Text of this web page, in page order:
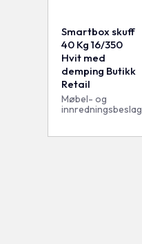
Smartbox skuff
40 Kg 16/350
Hvit med
demping Butikk
Retail
Møbel- og
innredningsbeslag